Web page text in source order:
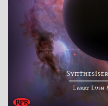
Jobs bei Naxos
Naxos Deutschland Blog
Naxos weltweit